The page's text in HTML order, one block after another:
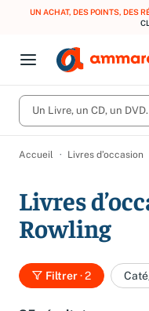
UN ACHAT, DES POINTS, DES
Open menu
Fermer le
CD d'occasion
Partitions
Culture à 1 €
Meilleures ventes
Produits
Vous n'avez pas
Un Livre, un CD, un
Accueil Livres d’occasion
Livres
Rowling
Filtrer· 2